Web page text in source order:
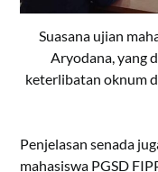
Suasana ujian
Aryodana, yang
keterlibatan oknum
Penjelasan senada
mahasiswa PGSD